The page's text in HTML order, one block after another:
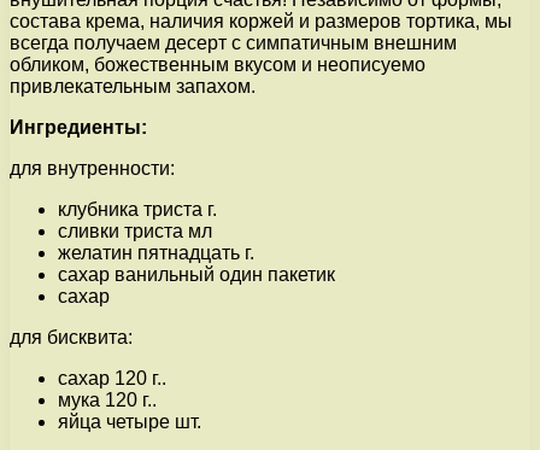
состава крема, наличия коржей и размеров тортика, мы
всегда получаем десерт с симпатичным внешним
обликом, божественным вкусом и неописуемо
привлекательным запахом.
Ингредиенты:
для внутренности:
клубника триста г.
сливки триста мл
желатин пятнадцать г.
сахар ванильный один пакетик
сахар
для бисквита:
сахар 120 г..
мука 120 г..
яйца четыре шт.